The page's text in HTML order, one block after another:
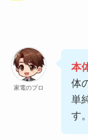
家電のプロ
本
体
単
す。